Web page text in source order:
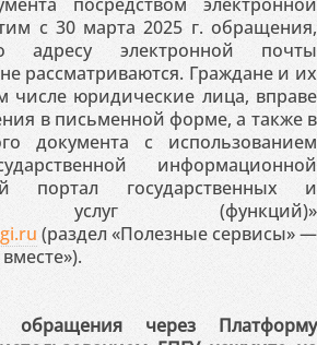
с 30 марта 2025 г. обращения,
адресу электронной почты
не рассматриваются. Граждане и их
числе юридические лица, вправе
в письменной форме, а также в
документа с использованием
информационной
портал государственных и
услуг (функций)»
(раздел «Полезные сервисы» —
обращения через Платформу